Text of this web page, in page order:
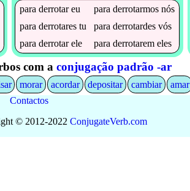
paraderrotareu paraderrotarmos nós
paraderrotares tu paraderrotardes vós
paraderrotarele paraderrotarem eles
com a conjugação padrão -ar
morar acordar depositar cambiar amar
Contactos
© 2012-2022 ConjugateVerb.com